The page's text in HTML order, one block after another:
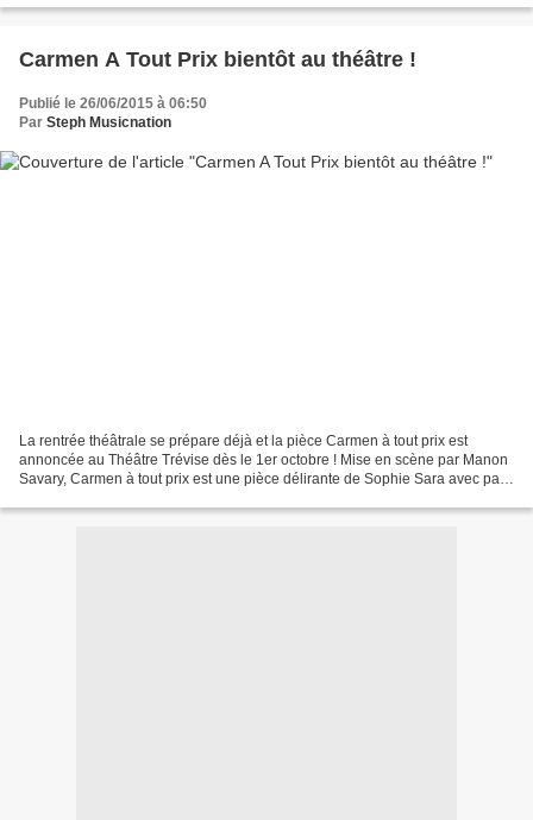
Carmen A Tout Prix bientôt au théâtre !
Publié le 26/06/2015 à 06:50
Par Steph Musicnation
La rentrée théâtrale se prépare déjà et la pièce Carmen à tout prix est
annoncée au Théâtre Trévise dès le 1er octobre ! Mise en scène par Manon
Savary, Carmen à tout prix est une pièce délirante de Sophie Sara avec pas